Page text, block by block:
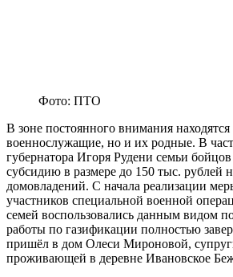
Фото: ПТО
В зоне постоянного внимания находятся
военнослужащие, но и их родные. В
губернатора Игоря Рудени семьи
субсидию в размере до 150 тыс. рублей
домовладений. С начала реализации
участников специальной военной
семей воспользовались данным видом
работы по газификации полностью
пришёл в дом Олеси Мироновой,
проживающей в деревне Ивановское